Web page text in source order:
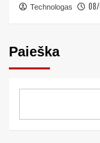
Technologas
Paieška